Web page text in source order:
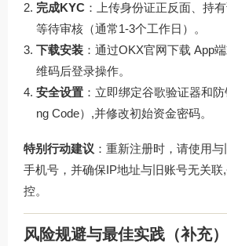
完成KYC ：上传身份证正反面、持
等待审核（通常1-3个工作日）。
下载安装 ：通过OKX官网下载 App
维码后登录操作。
安全设置 ：立即绑定谷歌验证器和
ng Code）,并修改初始资金密码。
特别行动建议 ：重新注册时，请使用
手机号，并确保IP地址与旧账号无关
控。
风险规避与最佳实践（补充）